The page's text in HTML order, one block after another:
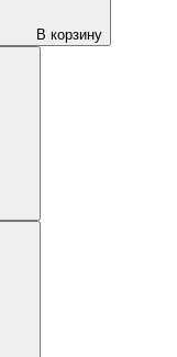
В корзину